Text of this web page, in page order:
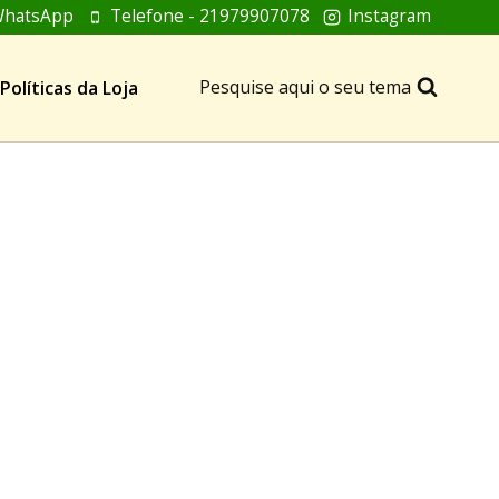
Telefone - 21979907078 Instagram
Políticas da Loja Pesquise aqui o seu tema